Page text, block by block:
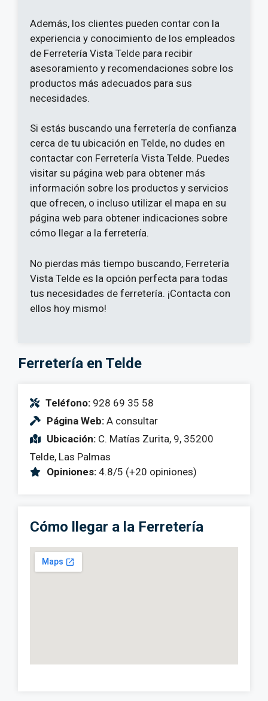
Además, los clientes pueden contar con la
experiencia y conocimiento de los empleados
de Ferretería Vista Telde para recibir
asesoramiento y recomendaciones sobre los
productos más adecuados para sus
necesidades.
Si estás buscando una ferretería de confianza
cerca de tu ubicación en Telde, no dudes en
contactar con Ferretería Vista Telde. Puedes
visitar su página web para obtener más
información sobre los productos y servicios
que ofrecen, o incluso utilizar el mapa en su
página web para obtener indicaciones sobre
cómo llegar a la ferretería.
No pierdas más tiempo buscando, Ferretería
Vista Telde es la opción perfecta para todas
tus necesidades de ferretería. ¡Contacta con
ellos hoy mismo!
Ferretería en Telde
Teléfono: 928 69 35 58
Página Web: A consultar
Ubicación: C. Matías Zurita, 9, 35200
Telde, Las Palmas
Opiniones: 4.8/5 (+20 opiniones)
Cómo llegar a la Ferretería